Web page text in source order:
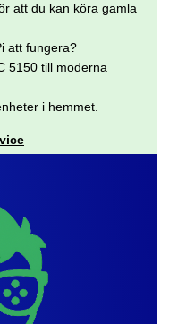
att du kan köra gamla
att fungera?
5150 till moderna
i hemmet.